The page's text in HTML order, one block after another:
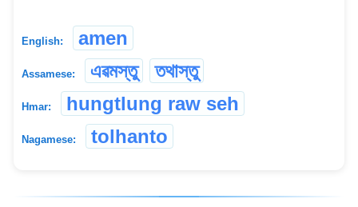
English: amen
Assamese: এৱমস্তু তথাস্তু
Hmar: hungtlung raw seh
Nagamese: tolhanto